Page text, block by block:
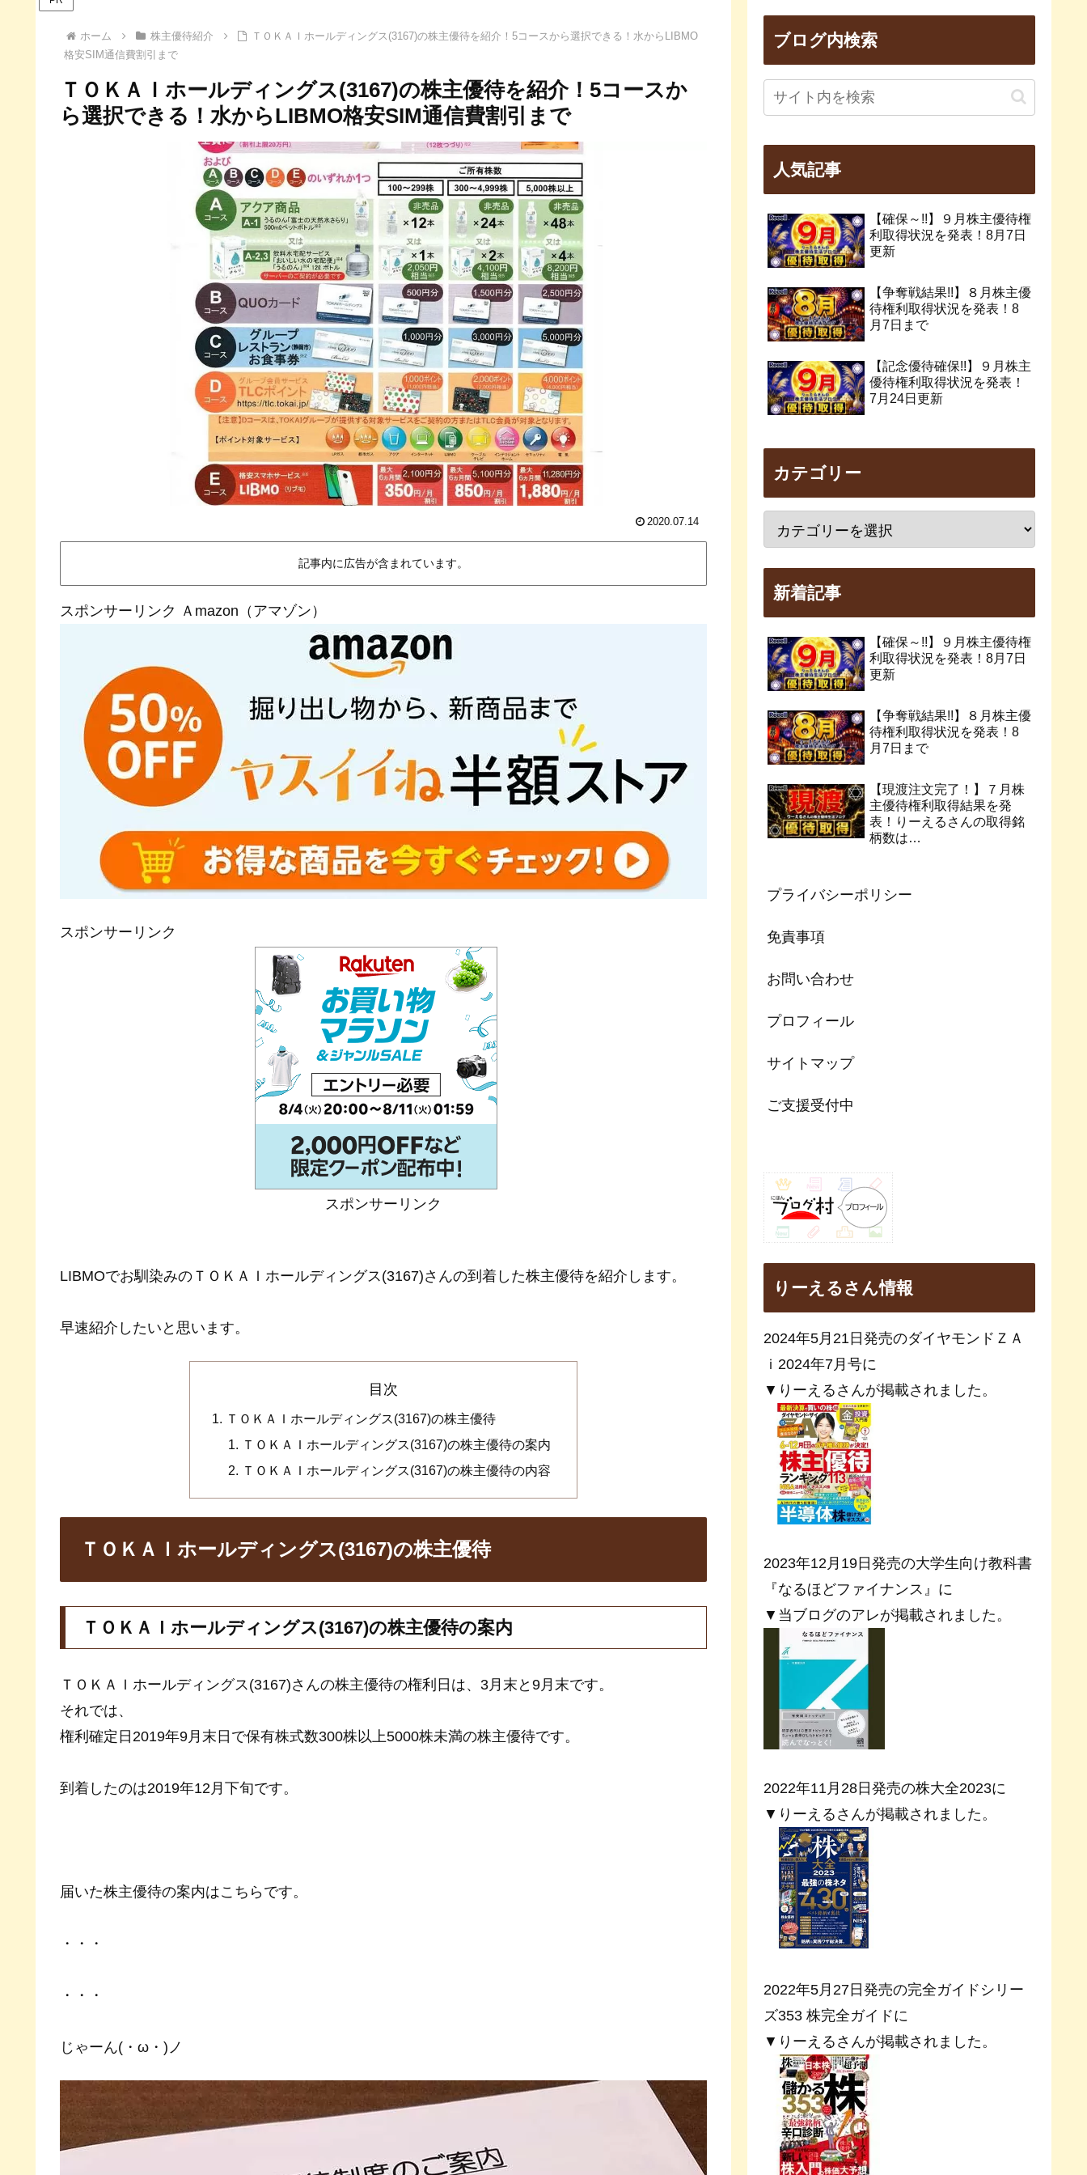
ホーム 株主優待紹介
ＴＯＫＡＩホールディングス(3167)の株主優待を紹介！5コースから選択できる！水からLIBMO
格安SIM通信費割引まで
ＴＯＫＡＩホールディングス(3167)の株主優待を紹介！5コースか
ら選択できる！水からLIBMO格安SIM通信費割引まで
2020.07.14
記事内に広告が含まれています。
スポンサーリンク Ａmazon（アマゾン）
スポンサーリンク
スポンサーリンク
LIBMOでお馴染みのＴＯＫＡＩホールディングス(3167)さんの到着した株主優待を紹介します。
早速紹介したいと思います。
目次
ＴＯＫＡＩホールディングス(3167)の株主優待
ＴＯＫＡＩホールディングス(3167)の株主優待の案内
ＴＯＫＡＩホールディングス(3167)の株主優待の内容
ＴＯＫＡＩホールディングス(3167)の株主優待
ＴＯＫＡＩホールディングス(3167)の株主優待の案内
ＴＯＫＡＩホールディングス(3167)さんの株主優待の権利日は、3月末と9月末です。
それでは、
権利確定日2019年9月末日で保有株式数300株以上5000株未満の株主優待です。
到着したのは2019年12月下旬です。
届いた株主優待の案内はこちらです。
・・・
・・・
じゃーん(・ω・)ノ
ブログ内検索
人気記事
【確保～!!】９月株主優待権
利取得状況を発表！8月7日
更新
【争奪戦結果!!】８月株主優
待権利取得状況を発表！8
月7日まで
【記念優待確保!!】９月株主
優待権利取得状況を発表！
7月24日更新
カテゴリー
新着記事
【確保～!!】９月株主優待権
利取得状況を発表！8月7日
更新
【争奪戦結果!!】８月株主優
待権利取得状況を発表！8
月7日まで
【現渡注文完了！】７月株
主優待権利取得結果を発
表！りーえるさんの取得銘
柄数は…
プライバシーポリシー
免責事項
お問い合わせ
プロフィール
サイトマップ
ご支援受付中
りーえるさん情報
2024年5月21日発売のダイヤモンドＺＡ
ｉ2024年7月号に
▼りーえるさんが掲載されました。
2023年12月19日発売の大学生向け教科書
『なるほどファイナンス』に
▼当ブログのアレが掲載されました。
2022年11月28日発売の株大全2023に
▼りーえるさんが掲載されました。
2022年5月27日発売の完全ガイドシリー
ズ353 株完全ガイドに
▼りーえるさんが掲載されました。